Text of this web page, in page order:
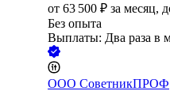
от 63 500 ₽ за месяц,
Без опыта
Выплаты: Два раза в
ООО СоветникПРОФ